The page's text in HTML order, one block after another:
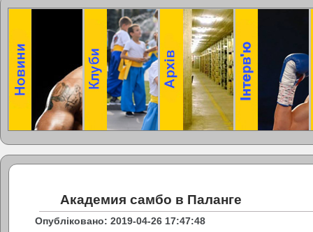
Академия самбо в Паланге
Опубліковано: 2019-04-26 17:47:48